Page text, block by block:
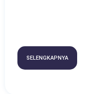
SELENGKAPNYA